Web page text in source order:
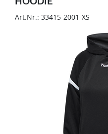
Art.Nr.: 33415-2001-XS